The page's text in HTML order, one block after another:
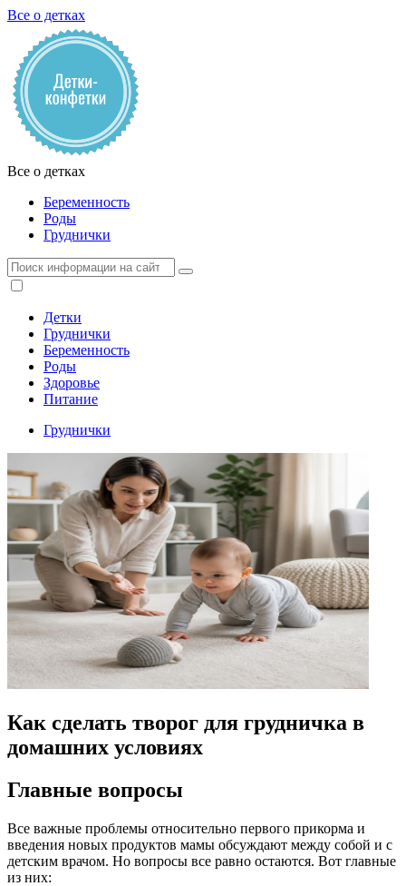
Все о детках
Все о детках
Беременность
Роды
Груднички
Детки
Груднички
Беременность
Роды
Здоровье
Питание
Груднички
Как сделать творог для грудничка в
домашних условиях
Главные вопросы
Все важные проблемы относительно первого прикорма и
введения новых продуктов мамы обсуждают между собой и с
детским врачом. Но вопросы все равно остаются. Вот главные
из них: